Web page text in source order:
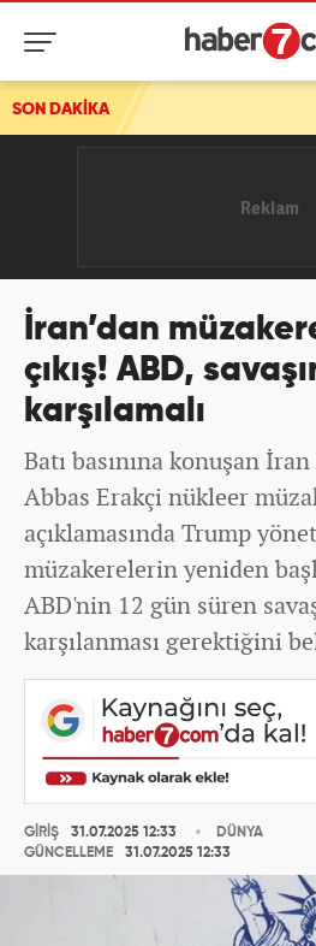
SON DAKİKA
İran’dan
çıkış! ABD,
karşılamalı
Batı basınına konuşan
Abbas Erakçi nükleer
açıklamasında Trump
müzakerelerin yeniden
ABD'nin 12 gün süren
karşılanması gerektiğini
GİRİŞ
31.07.2025 12:33
GÜNCELLEME
31.07.2025 12:33
DÜNYA